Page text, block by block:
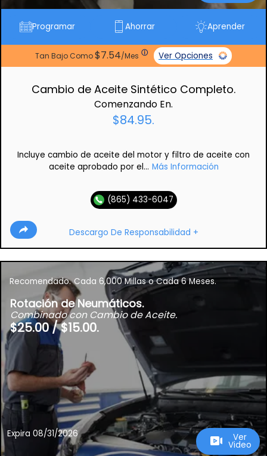
Programar Ahorrar Aprender
Tan Bajo Como$7.54/Mes ⓘ Ver Opciones
Cambio de Aceite Sintético Completo.
Comenzando En.
$84.95.
Incluye cambio de aceite del motor y filtro de aceite con
aceite aprobado por el... Más Información
(865) 433-6047
Descargo De Responsabilidad +
Recomendado. Cada 6,000 Millas o Cada 6 Meses.
Rotación de Neumáticos.
Combinado con Cambio de Aceite.
$25.00 / $15.00.
Expira 08/31/2026 Ver
Video